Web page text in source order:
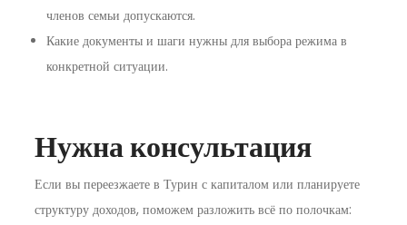
членов семьи допускаются.
Какие документы и шаги нужны для выбора режима в
конкретной ситуации.
Нужна консультация
Если вы переезжаете в Турин с капиталом или планируете
структуру доходов, поможем разложить всё по полочкам: